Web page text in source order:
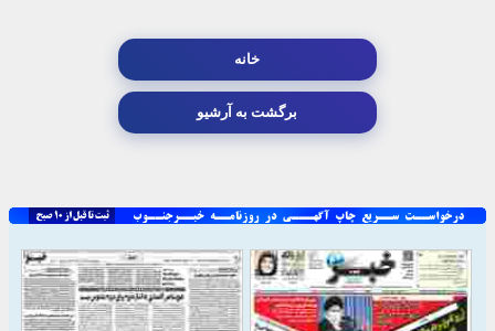
خانه
برگشت به آرشیو